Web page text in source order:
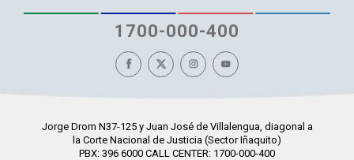
1700-000-400
Jorge Drom N37-125 y Juan José de Villalengua, diagonal a
la Corte Nacional de Justicia (Sector Iñaquito)
PBX: 396 6000 CALL CENTER: 1700-000-400